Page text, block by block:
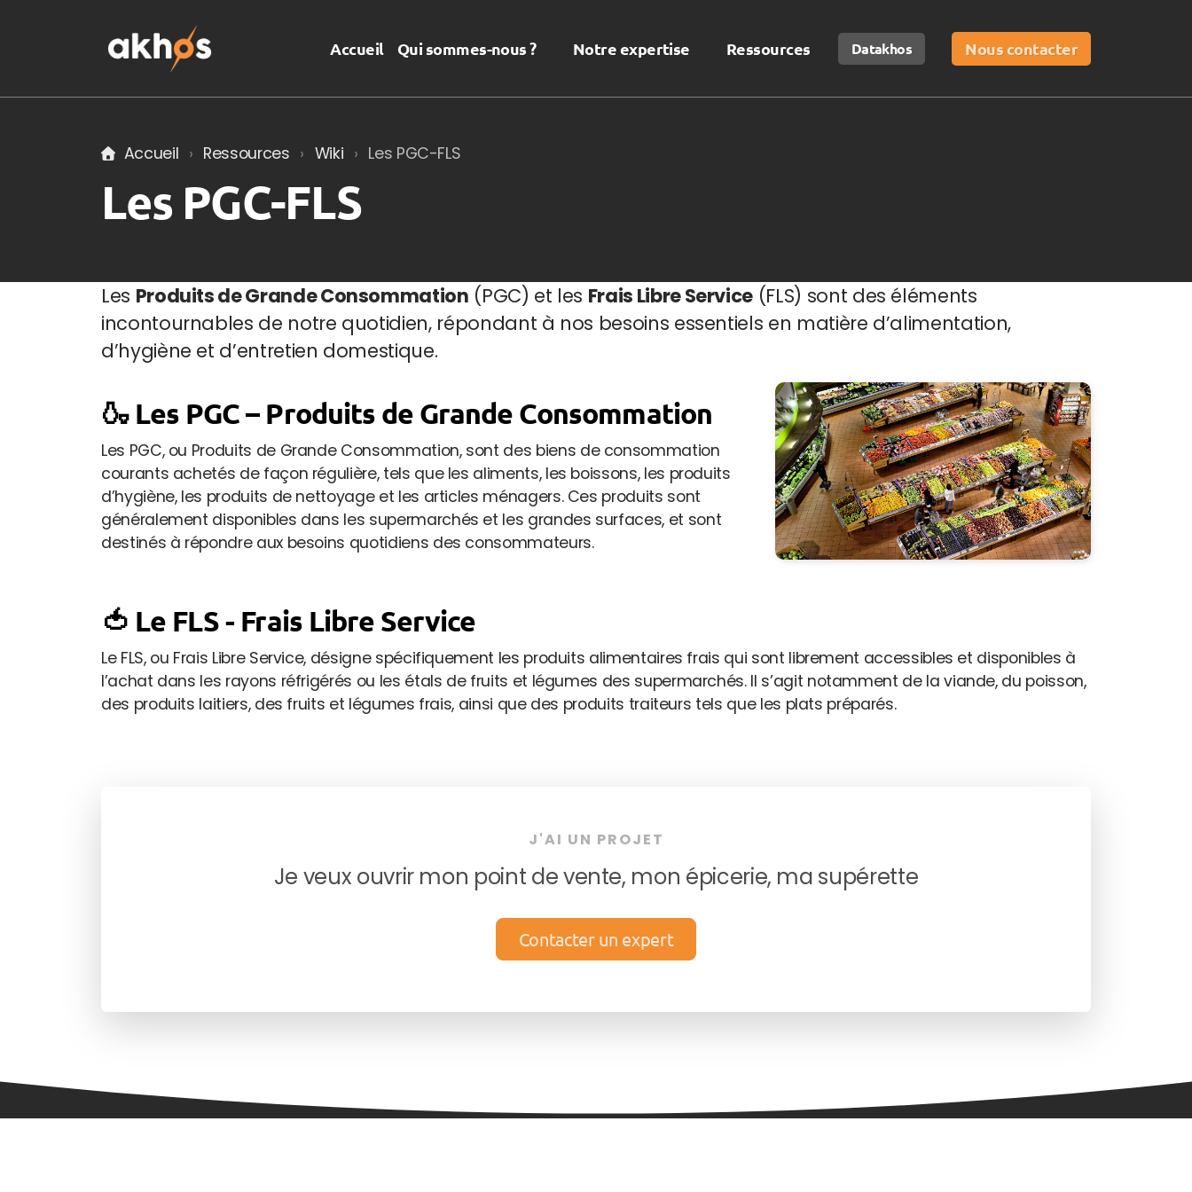
Accueil Qui sommes-nous ? Notre expertise Ressources Datakhos Nous contacter
Accueil Ressources Wiki Les PGC-FLS
Les PGC-FLS
Les Produits de Grande Consommation (PGC) et les Frais Libre Service (FLS) sont des éléments
incontournables de notre quotidien, répondant à nos besoins essentiels en matière d’alimentation,
d’hygiène et d’entretien domestique.
🍶 Les PGC – Produits de Grande Consommation
Les PGC, ou Produits de Grande Consommation, sont des biens de consommation
courants achetés de façon régulière, tels que les aliments, les boissons, les produits
d’hygiène, les produits de nettoyage et les articles ménagers. Ces produits sont
généralement disponibles dans les supermarchés et les grandes surfaces, et sont
destinés à répondre aux besoins quotidiens des consommateurs.
🍅 Le FLS - Frais Libre Service
Le FLS, ou Frais Libre Service, désigne spécifiquement les produits alimentaires frais qui sont librement accessibles et disponibles à
l’achat dans les rayons réfrigérés ou les étals de fruits et légumes des supermarchés. Il s’agit notamment de la viande, du poisson,
des produits laitiers, des fruits et légumes frais, ainsi que des produits traiteurs tels que les plats préparés.
J'AI UN PROJET
Je veux ouvrir mon point de vente, mon épicerie, ma supérette
Contacter un expert